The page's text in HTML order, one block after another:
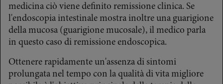
medicina ciò viene definito remissione clinica. Se
l'endoscopia intestinale mostra inoltre una guarigione
della mucosa (guarigione mucosale), il medico parla
in questo caso di remissione endoscopica.
Ottenere rapidamente un'assenza di sintomi
prolungata nel tempo con la qualità di vita migliore